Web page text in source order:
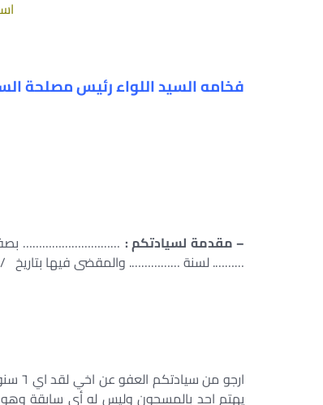
فخامه السيد اللواء رئيس مصلحة
– مقدمة لسيادتكم : …………………………
………. لسنة ……………. والمقضى فيها بتاريخ / / 2019 بعقوبة